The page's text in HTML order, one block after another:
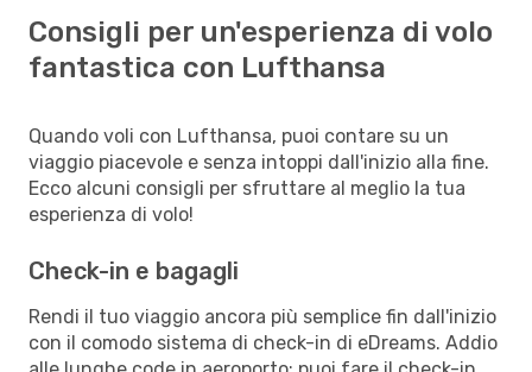
Consigli per un'esperienza di volo
fantastica con Lufthansa
Quando voli con Lufthansa, puoi contare su un
viaggio piacevole e senza intoppi dall'inizio alla fine.
Ecco alcuni consigli per sfruttare al meglio la tua
esperienza di volo!
Check-in e bagagli
Rendi il tuo viaggio ancora più semplice fin dall'inizio
con il comodo sistema di check-in di eDreams. Addio